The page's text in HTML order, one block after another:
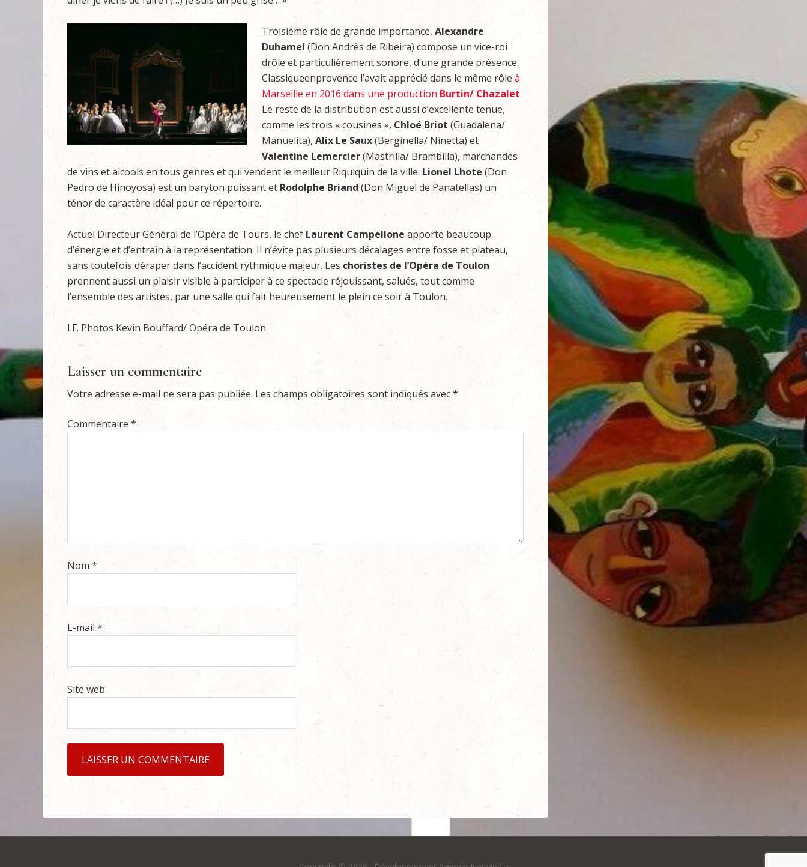
Troisième rôle de grande importance, Alexandre
Duhamel (Don Andrès de Ribeira) compose un vice-roi
drôle et particulièrement sonore, d’une grande présence.
Classiqueenprovence l’avait apprécié dans le même rôle à
Marseille en 2016 dans une production Burtin/ Chazalet.
Le reste de la distribution est aussi d’excellente tenue,
comme les trois « cousines », Chloé Briot (Guadalena/
Manuelita), Alix Le Saux(Berginella/ Ninetta) et
Valentine Lemercier(Mastrilla/ Brambilla), marchandes
de vins et alcools en tous genres et qui vendent le meilleur Riquiquin de la ville. Lionel Lhote (Don
Pedro de Hinoyosa) est un baryton puissant et Rodolphe Briand (Don Miguel de Panatellas) un
ténor de caractère idéal pour ce répertoire.
Actuel Directeur Général de l’Opéra de Tours, le chef Laurent Campellone apporte beaucoup
d’énergie et d’entrain à la représentation. Il n’évite pas plusieurs décalages entre fosse et plateau,
sans toutefois déraper dans l’accident rythmique majeur. Les choristes de l’Opéra de Toulon
prennent aussi un plaisir visible à participer à ce spectacle réjouissant, salués, tout comme
l’ensemble des artistes, par une salle qui fait heureusement le plein ce soir à Toulon.
I.F. Photos Kevin Bouffard/ Opéra de Toulon
Laisser un commentaire
Votre adresse e-mail ne sera pas publiée. Les champs obligatoires sont indiqués avec*
Commentaire *
Nom *
E-mail*
Site web